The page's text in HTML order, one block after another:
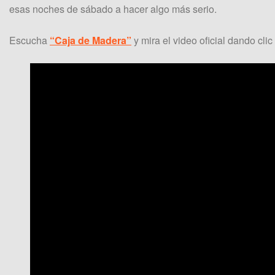
esas noches de sábado a hacer algo más serio.
Escucha “Caja de Madera” y mira el video oficial dando